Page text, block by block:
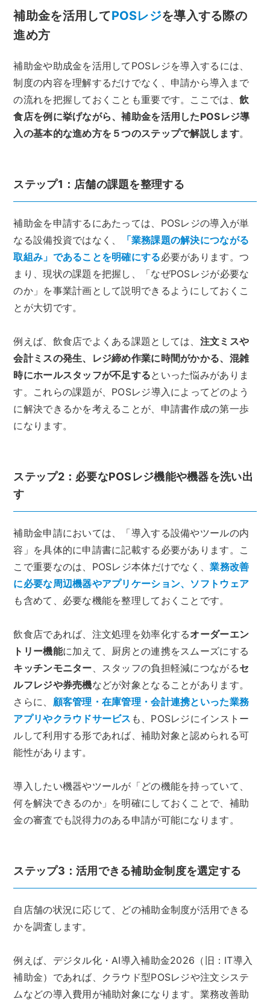
補助金を活用してPOSレジを導入する際の
進め方
補助金や助成金を活用してPOSレジを導入するには、
制度の内容を理解するだけでなく、申請から導入まで
の流れを把握しておくことも重要です。ここでは、 飲
食店を例に挙げながら、補助金を活用したPOSレジ導
入の基本的な進め方を５つのステップで解説します。
ステップ1：店舗の課題を整理する
補助金を申請するにあたっては、POSレジの導入が単
なる設備投資ではなく、
「業務課題の解決につながる
取組み」であることを明確にする必要があります。つ
まり、現状の課題を把握し、「なぜPOSレジが必要な
のか」を事業計画として説明できるようにしておくこ
とが大切です。
例えば、飲食店でよくある課題としては、 注文ミスや
会計ミスの発生、レジ締め作業に時間がかかる、混雑
時にホールスタッフが不足するといった悩みがありま
す。これらの課題が、POSレジ導入によってどのよう
に解決できるかを考えることが、申請書作成の第一歩
になります。
ステップ2：必要なPOSレジ機能や機器を洗い出
す
補助金申請においては、「導入する設備やツールの内
容」を具体的に申請書に記載する必要があります。こ
こで重要なのは、POSレジ本体だけでなく、業務改善
に必要な周辺機器やアプリケーション、ソフトウェア
も含めて、必要な機能を整理しておくことです。
飲食店であれば、注文処理を効率化するオーダーエン
トリー機能に加えて、厨房との連携をスムーズにする
キッチンモニター、スタッフの負担軽減につながるセ
ルフレジや券売機などが対象となることがあります。
さらに、 顧客管理・在庫管理・会計連携といった業務
アプリやクラウドサービス も、POSレジにインストー
ルして利用する形であれば、補助対象と認められる可
能性があります。
導入したい機器やツールが「どの機能を持っていて、
何を解決できるのか」を明確にしておくことで、補助
金の審査でも説得力のある申請が可能になります。
ステップ3：活用できる補助金制度を選定する
自店舗の状況に応じて、どの補助金制度が活用できる
かを調査します。
例えば、デジタル化・AI導入補助金2026（旧：IT導入
補助金）であれば、クラウド型POSレジや注文システ
ムなどの導入費用が補助対象になります。業務改善助